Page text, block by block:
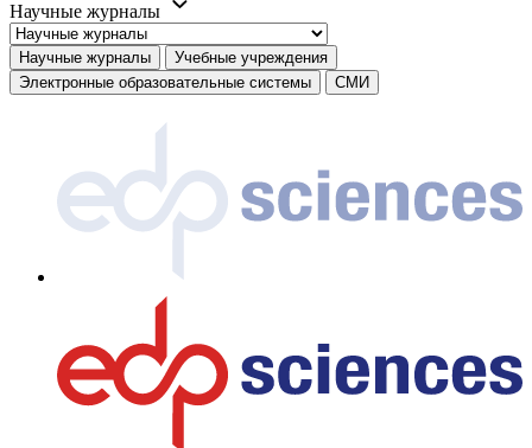
Научные журналы
Научные журналы
Учебные учреждения
Электронные образовательные системы
СМИ